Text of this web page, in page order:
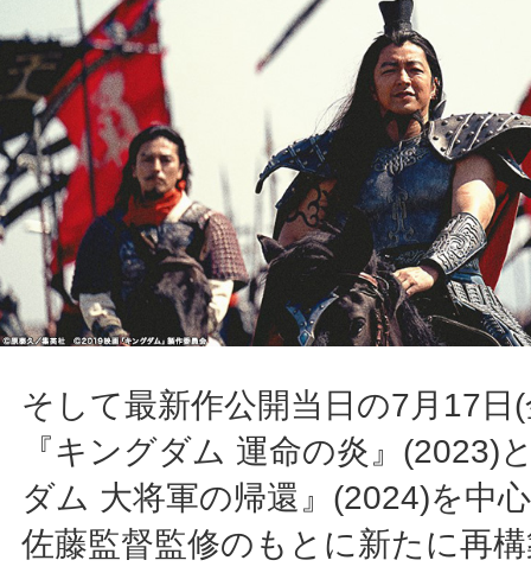
そして最新作公開当日の7月17日
『キングダム 運命の炎』(2023)
ダム 大将軍の帰還』(2024)を中
佐藤監督監修のもとに新たに再